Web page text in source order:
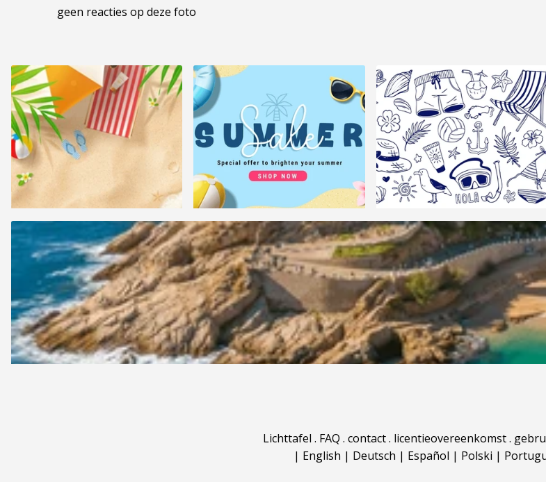
geen reacties op deze foto
Lichttafel . FAQ . contact. licentieovereenkomst.
| English | Deutsch | Español | Polski |